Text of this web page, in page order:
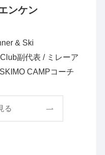
ンケン
& Ski
副代表 / ミレーア
CAMPコーチ
る